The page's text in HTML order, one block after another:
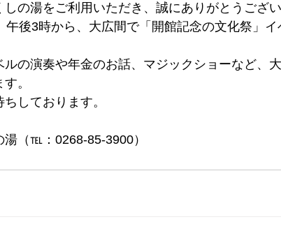
の湯をご利用いただき、誠にありがとうござい
午後3時から、大広間で「開館記念の文化祭」イ
の演奏や年金のお話、マジックショーなど、
。
しております。
湯（℡：0268-85-3900）